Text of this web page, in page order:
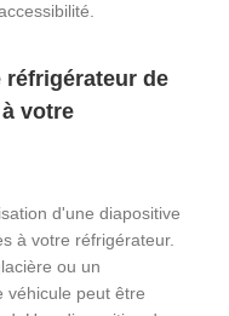
réfrigérateur de
votre
d'une diapositive
à votre réfrigérateur.
ou un
véhicule peut être